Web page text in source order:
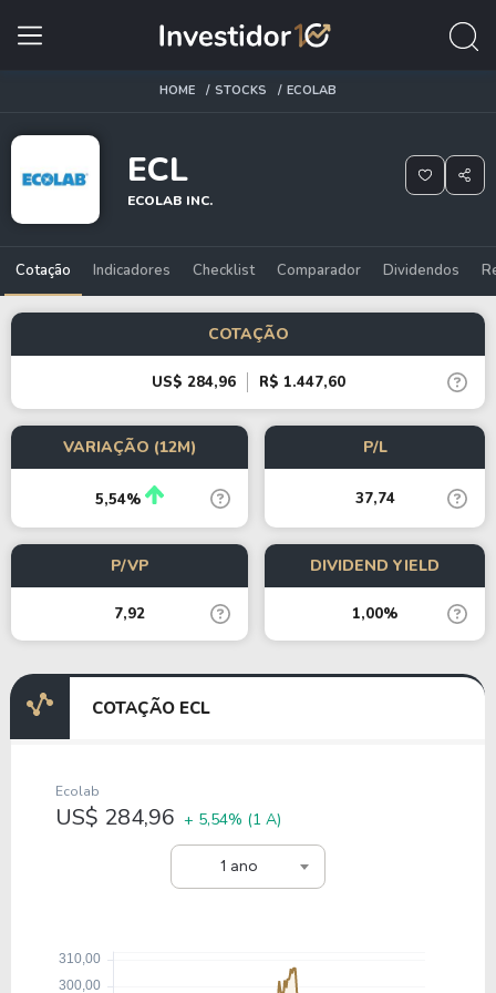
HOME STOCKS ECOLAB
ECL
ECOLAB INC.
Cotação Indicadores Checklist Comparador Dividendos
COTAÇÃO
US$ 284,96 R$ 1.447,60
VARIAÇÃO (12M)
5,54%
P/L
37,74
P/VP
7,92
DIVIDEND YIELD
1,00%
COTAÇÃO ECL
1 ano
Ecolab
US$ 284,96 + 5,54% (1 A)